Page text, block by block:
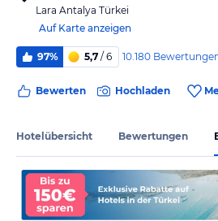
Lara Antalya Türkei
Auf Karte anzeigen
97% 5,7 / 6 10.180
Bewerten Hochladen
Hotelübersicht Bewertungen